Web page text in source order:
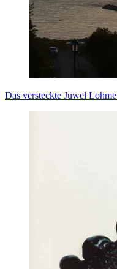
Das versteckte Juwel Lohme